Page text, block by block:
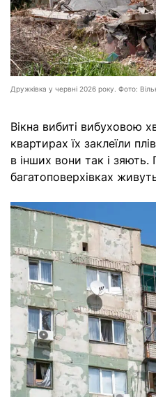
Дружківка у червні 2026 року. Фото:
Вікна вибиті вибуховою
квартирах їх заклеїли
в інших вони так і
багатоповерхівках